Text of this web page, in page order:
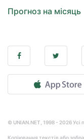
Прогноз на місяць
© UNIAN.NET, 1998 - 2026 Усі
Копіювання текстів або